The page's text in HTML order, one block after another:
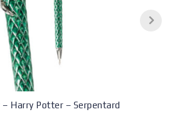
– Harry Potter – Serpentard